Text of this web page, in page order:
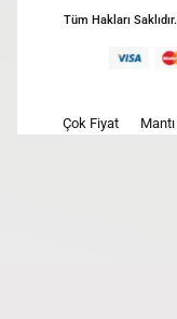
Tüm Hakları Saklıdır.
Çok Fiyat Mantı